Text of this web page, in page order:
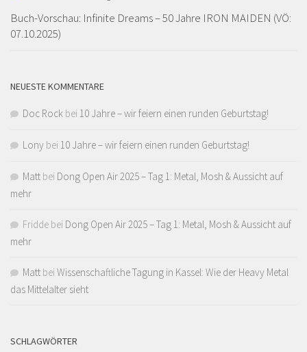
Buch-Vorschau: Infinite Dreams – 50 Jahre IRON MAIDEN (VÖ:
07.10.2025)
NEUESTE KOMMENTARE
Doc Rock bei 10 Jahre – wir feiern einen runden Geburtstag!
Lony bei 10 Jahre – wir feiern einen runden Geburtstag!
Matt bei Dong Open Air 2025 – Tag 1: Metal, Mosh & Aussicht auf
mehr
Fridde bei Dong Open Air 2025 – Tag 1: Metal, Mosh & Aussicht auf
mehr
Matt bei Wissenschaftliche Tagung in Kassel: Wie der Heavy Metal
das Mittelalter sieht
SCHLAGWÖRTER